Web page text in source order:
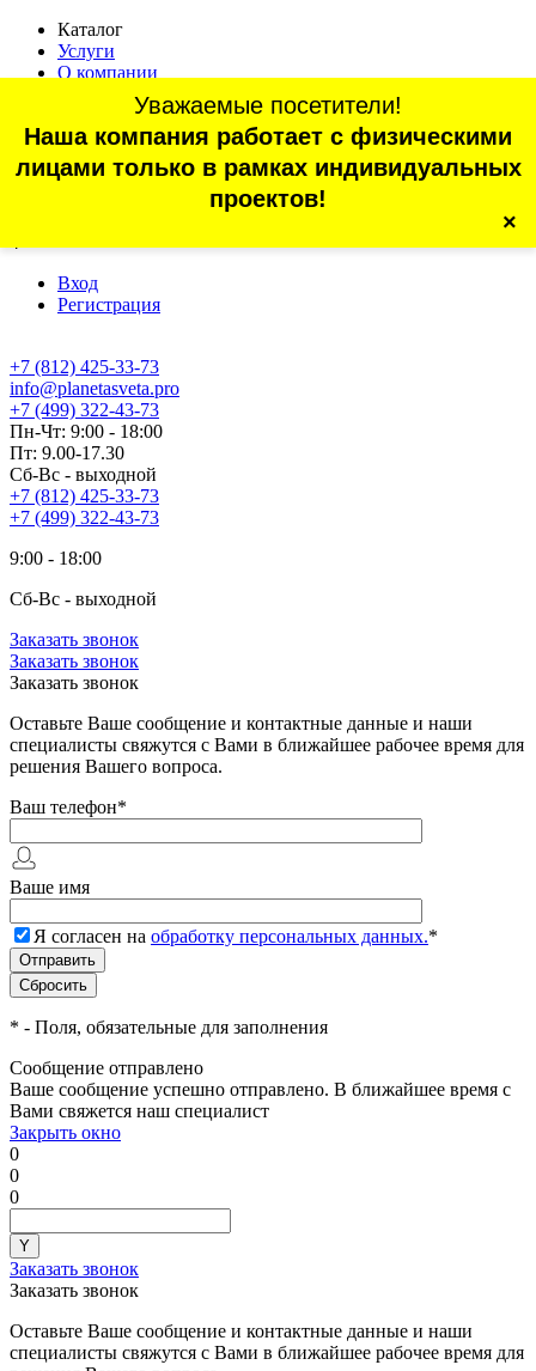
Каталог
Услуги
О компании
Статьи
Контакты
Отзывы
г. Санкт-Петербург, проспект Обуховской Обороны, 70, корп.
Вход
Регистрация
+7 (812) 425-33-73
Уважаемые посетители!
Наша компания работает с физическими
лицами только в рамках индивидуальных
проектов!
×
info@planetasveta.pro
+7 (499) 322-43-73
Пн-Чт: 9:00 - 18:00
Пт: 9.00-17.30
Сб-Вс - выходной
+7 (812) 425-33-73
+7 (499) 322-43-73
9:00 - 18:00
Сб-Вс - выходной
Заказать звонок
Заказать звонок
Заказать звонок
Оставьте Ваше сообщение и контактные данные и наши
специалисты свяжутся с Вами в ближайшее рабочее время для
решения Вашего вопроса.
Ваш телефон*
Ваше имя
Я согласен на обработку персональных данных.*
* - Поля, обязательные для заполнения
Сообщение отправлено
Ваше сообщение успешно отправлено. В ближайшее время с
Вами свяжется наш специалист
Закрыть окно
0
0
0
Заказать звонок
Заказать звонок
Оставьте Ваше сообщение и контактные данные и наши
специалисты свяжутся с Вами в ближайшее рабочее время для